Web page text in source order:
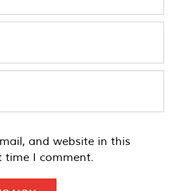
and website in this
time I comment.